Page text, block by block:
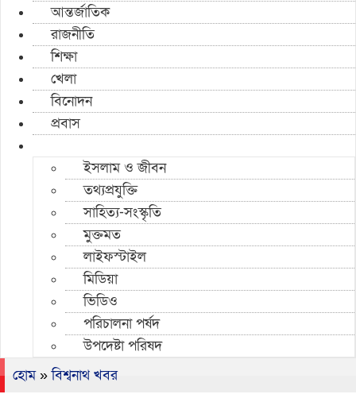
আন্তর্জাতিক
রাজনীতি
শিক্ষা
খেলা
বিনোদন
প্রবাস
ইসলাম ও জীবন
তথ্যপ্রযুক্তি
সাহিত্য-সংস্কৃতি
মুক্তমত
লাইফস্টাইল
মিডিয়া
ভিডিও
পরিচালনা পর্ষদ
উপদেষ্টা পরিষদ
হোম»বিশ্বনাথ খবর